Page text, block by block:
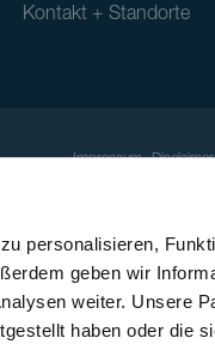
personalisieren,
geben wir
weiter. Unsere
haben oder die
Kontakt + Standorte
Impressum Disclaimer